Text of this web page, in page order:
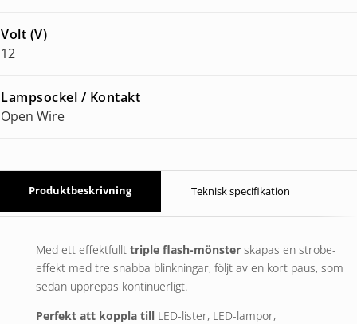
Volt (V)
12
Lampsockel / Kontakt
Open Wire
Produktbeskrivning Teknisk specifikation
Med ett effektfullt triple flash-mönsterskapas en strobe-
effekt med tre snabba blinkningar, följt av en kort paus, som
sedan upprepas kontinuerligt.
Perfekt att koppla tillLED-lister, LED-lampor,